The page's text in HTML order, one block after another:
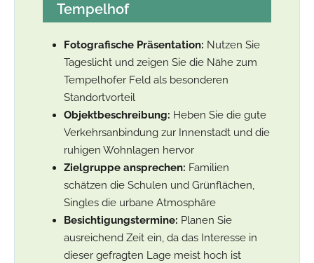
Tempelhof
Fotografische Präsentation: Nutzen Sie
Tageslicht und zeigen Sie die Nähe zum
Tempelhofer Feld als besonderen
Standortvorteil
Objektbeschreibung: Heben Sie die gute
Verkehrsanbindung zur Innenstadt und die
ruhigen Wohnlagen hervor
Zielgruppe ansprechen: Familien
schätzen die Schulen und Grünflächen,
Singles die urbane Atmosphäre
Besichtigungstermine: Planen Sie
ausreichend Zeit ein, da das Interesse in
dieser gefragten Lage meist hoch ist